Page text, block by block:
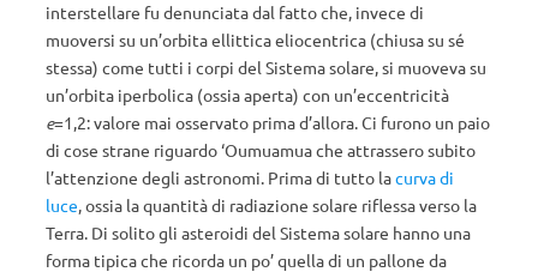
interstellare fu denunciata dal fatto che, invece di
muoversi su un’orbita ellittica eliocentrica (chiusa su sé
stessa) come tutti i corpi del Sistema solare, si muoveva su
un’orbita iperbolica (ossia aperta) con un’eccentricità
e=1,2: valore mai osservato prima d’allora. Ci furono un paio
di cose strane riguardo ‘Oumuamua che attrassero subito
l’attenzione degli astronomi. Prima di tutto lacurva di
luce, ossia la quantità di radiazione solare riflessa verso la
Terra. Di solito gli asteroidi del Sistema solare hanno una
forma tipica che ricorda un po’ quella di un pallone da